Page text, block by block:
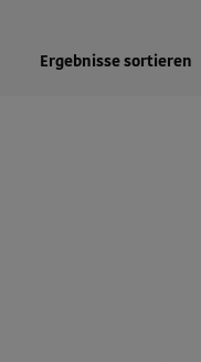
Ergebnisse sortieren